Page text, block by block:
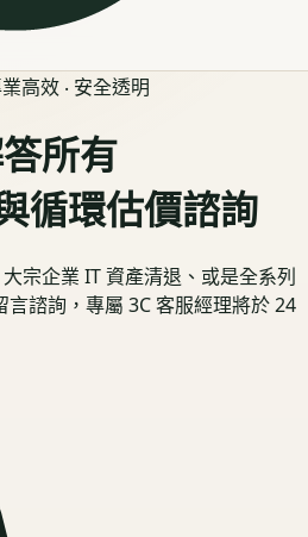
高效 ‧ 安全透明
所有
循環估價諮詢
宗企業 IT 資產清退、或是全系列
諮詢，專屬 3C 客服經理將於 24